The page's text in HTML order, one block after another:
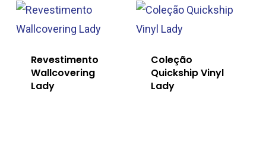
Revestimento
Wallcovering
Lady
Coleção
Quickship Vinyl
Lady